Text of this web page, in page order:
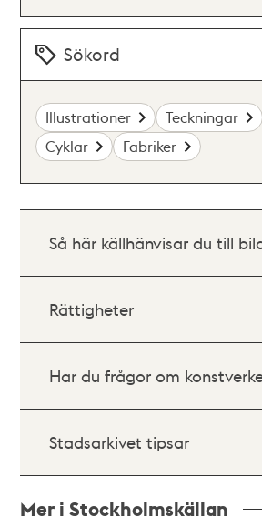
Sökord
Illustrationer Teckningar
Cyklar
Fabriker
Så här källhänvisar du till
Rättigheter
Har du frågor om
Stadsarkivet tipsar
Mer i Stockholmskällan